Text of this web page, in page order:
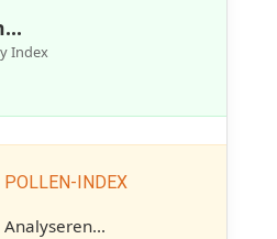
Index
POLLEN-INDEX
Analyseren...